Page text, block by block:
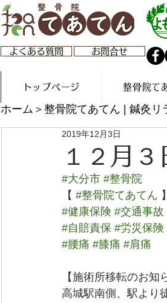
よくある質問 お問合せ
トップページ 整骨院て
ホーム ＞整骨院てあてん | 鍼灸
１２月
2019年12月3日
#大分市 #整骨院
【 #整骨院てあてん 】
#健康保険 #交通事故
#自賠責保 #労災保険
#腰痛 #膝痛 #肩痛
【施術所移転のお知
高城駅南側、駅より